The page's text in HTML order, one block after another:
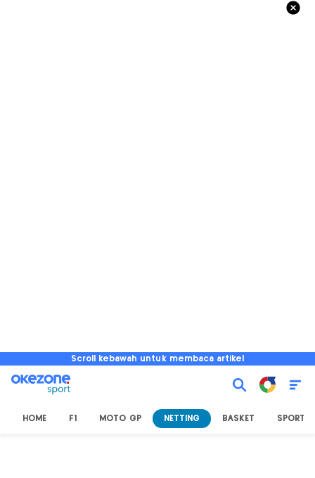
Scroll kebawah untuk membaca artikel
HOME F1 MOTO GP NETTING BASKET SPORT